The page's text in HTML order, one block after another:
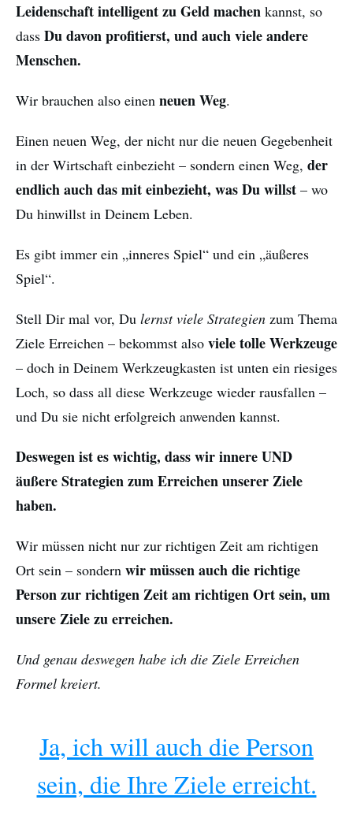
Leidenschaft intelligent zu Geld machen kannst, so
dass Du davon profitierst, und auch viele andere
Menschen.
Wir brauchen also einen neuen Weg.
Einen neuen Weg, der nicht nur die neuen Gegebenheit
in der Wirtschaft einbezieht – sondern einen Weg, der
endlich auch das mit einbezieht, was Du willst – wo
Du hinwillst in Deinem Leben.
Es gibt immer ein „inneres Spiel“ und ein „äußeres
Spiel“.
Stell Dir mal vor, Du lernst viele Strategien zum Thema
Ziele Erreichen – bekommst also viele tolle Werkzeuge
– doch in Deinem Werkzeugkasten ist unten ein riesiges
Loch, so dass all diese Werkzeuge wieder rausfallen –
und Du sie nicht erfolgreich anwenden kannst.
Deswegen ist es wichtig, dass wir innere UND
äußere Strategien zum Erreichen unserer Ziele
haben.
Wir müssen nicht nur zur richtigen Zeit am richtigen
Ort sein – sondern wir müssen auch die richtige
Person zur richtigen Zeit am richtigen Ort sein, um
unsere Ziele zu erreichen.
Und genau deswegen habe ich die Ziele Erreichen
Formel kreiert.
Ja, ich will auch die Person
sein, die Ihre Ziele erreicht.